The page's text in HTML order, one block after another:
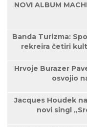
NOVI ALBUM
Banda Turizma:
rekreira četiri
Hrvoje Burazer
osvojio
Jacques Houdek
novi singl